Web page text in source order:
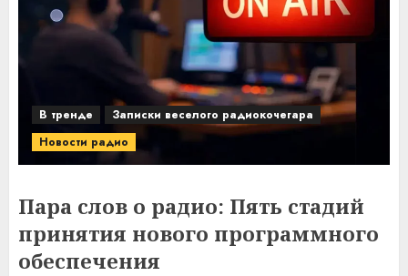
В тренде
Записки веселого радиокочегара
Новости радио
Пара слов о радио: Пять стадий
принятия нового программного
обеспечения